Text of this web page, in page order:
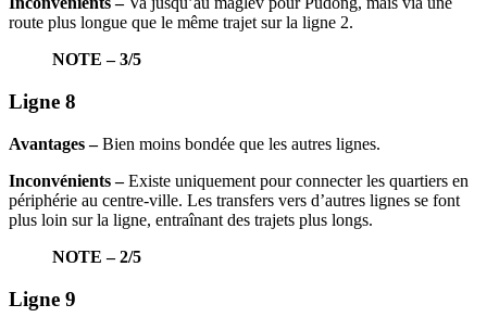
route plus longue que le même trajet sur la ligne 2.
NOTE – 3/5
Ligne 8
Avantages –Bien moins bondée que les autres lignes.
Inconvénients –Existe uniquement pour connecter les quartiers en
périphérie au centre-ville. Les transfers vers d’autres lignes se font
plus loin sur la ligne, entraînant des trajets plus longs.
NOTE – 2/5
Ligne 9